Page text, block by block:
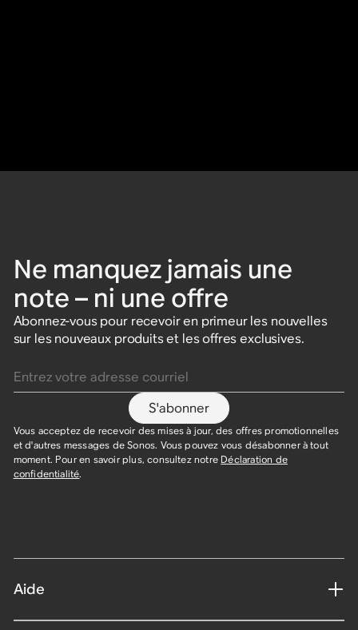
Ne manquez jamais une
note – ni une offre
Abonnez-vous pour recevoir en primeur les nouvelles
sur les nouveaux produits et les offres exclusives.
S'abonner
Vous acceptez de recevoir des mises à jour, des offres promotionnelles
et d'autres messages de Sonos. Vous pouvez vous désabonner à tout
moment. Pour en savoir plus, consultez notre Déclaration de
confidentialité.
Aide